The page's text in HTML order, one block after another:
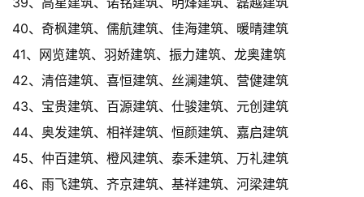
40、奇枫建筑、儒航建筑、佳海建筑、暖晴建筑
41、网览建筑、羽娇建筑、振力建筑、龙奥建筑
42、清倍建筑、喜恒建筑、丝澜建筑、营健建筑
43、宝贵建筑、百源建筑、仕骏建筑、元创建筑
44、奥发建筑、相祥建筑、恒颜建筑、嘉启建筑
45、仲百建筑、橙风建筑、泰禾建筑、万礼建筑
46、雨飞建筑、齐京建筑、基祥建筑、河梁建筑